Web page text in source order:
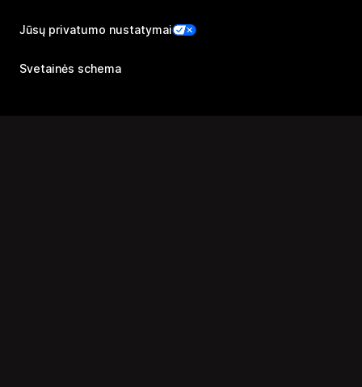
Jūsų privatumo nustatymai
Svetainės schema